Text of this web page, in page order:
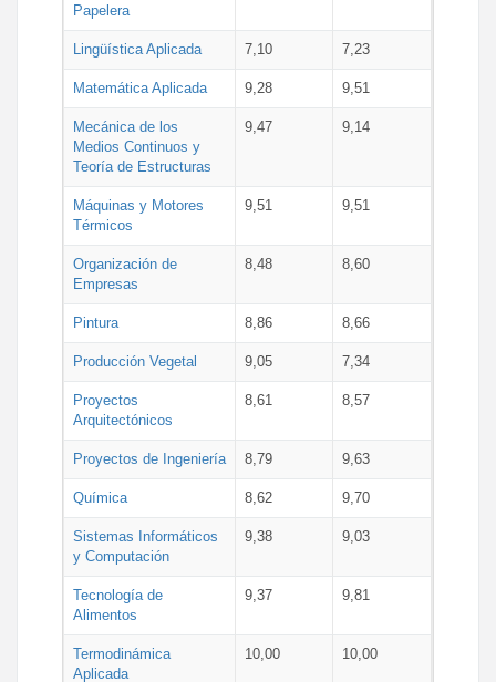
Papelera
Lingüística Aplicada 7,10 7,23
Matemática Aplicada 9,28 9,51
Mecánica de los
Medios Continuos y
Teoría de Estructuras
9,47 9,14
Máquinas y Motores
Térmicos
9,51 9,51
Organización de
Empresas
8,48 8,60
Pintura 8,86 8,66
Producción Vegetal 9,05 7,34
Proyectos
Arquitectónicos
8,61 8,57
Proyectos de Ingeniería 8,79 9,63
Química 8,62 9,70
Sistemas Informáticos
y Computación
9,38 9,03
Tecnología de
Alimentos
9,37 9,81
Termodinámica
Aplicada
10,00 10,00